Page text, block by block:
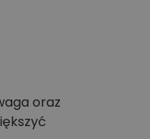
oraz